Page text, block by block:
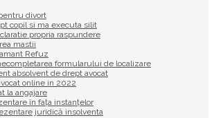
divort
copil si ma executa silit
propria raspundere
mastii
Refuz
formularului de localizare
absolvent de drept avocat
online in 2022
la angajare
în fața instanțelor
juridică insolventa